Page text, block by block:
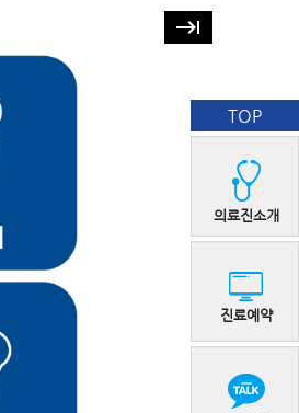
keyboard_tab
TOP
의료진소개
진료예약